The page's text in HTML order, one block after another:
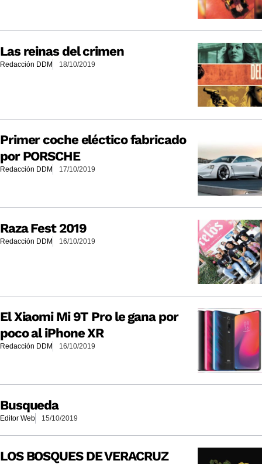
Las reinas del crimen
Redacción DDM 18/10/2019
Primer coche eléctico fabricado
por PORSCHE
Redacción DDM 17/10/2019
Raza Fest 2019
Redacción DDM 16/10/2019
El Xiaomi Mi 9T Pro le gana por
poco al iPhone XR
Redacción DDM 16/10/2019
Busqueda
Editor Web 15/10/2019
LOS BOSQUES DE VERACRUZ